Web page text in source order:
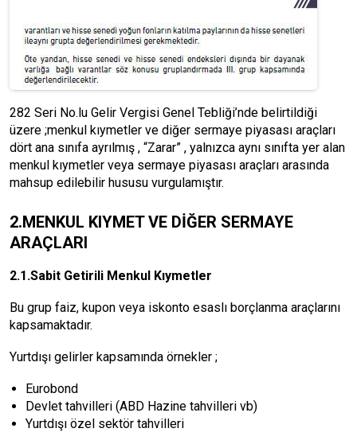
282 Seri No.lu Gelir Vergisi Genel Tebliği’nde belirtildiği
üzere ;menkul kıymetler ve diğer sermaye piyasası araçları
dört ana sınıfa ayrılmış , “Zarar” , yalnızca aynı sınıfta yer alan
menkul kıymetler veya sermaye piyasası araçları arasında
mahsup edilebilir hususu vurgulamıştır.
2.MENKUL KIYMET VE DİĞER SERMAYE
ARAÇLARI
2.1.Sabit Getirili Menkul Kıymetler
Bu grup faiz, kupon veya iskonto esaslı borçlanma araçlarını
kapsamaktadır.
Yurtdışı gelirler kapsamında örnekler ;
Eurobond
Devlet tahvilleri (ABD Hazine tahvilleri vb)
Yurtdışı özel sektör tahvilleri